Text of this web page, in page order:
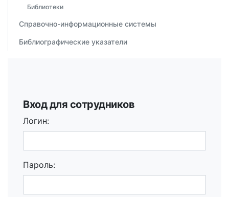
Библиотеки
Справочно-информационные системы
Библиографические указатели
Вход для сотрудников
Логин:
Пароль: